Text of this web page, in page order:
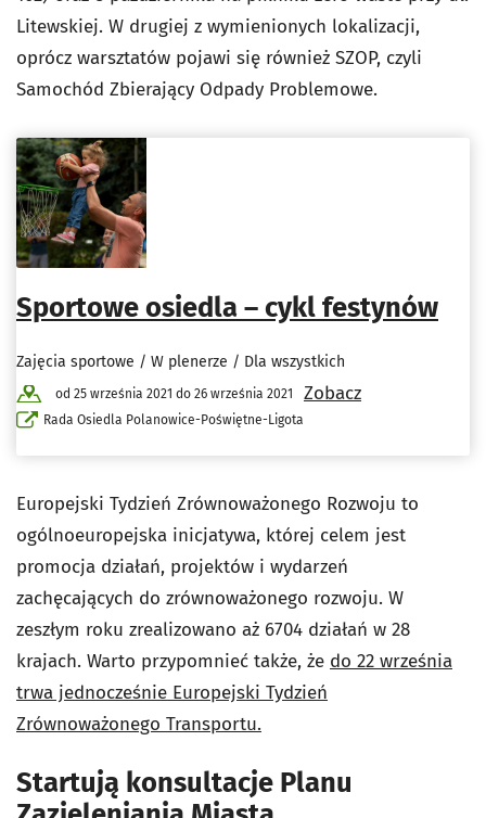
Litewskiej. W drugiej z wymienionych lokalizacji,
oprócz warsztatów pojawi się również SZOP, czyli
Samochód Zbierający Odpady Problemowe.
Sportowe osiedla – cykl festynów
Zajęcia sportowe / W plenerze / Dla wszystkich
od 25 września 2021 do 26 września 2021
Rada Osiedla Polanowice-Poświętne-Ligota
Zobacz
Europejski Tydzień Zrównoważonego Rozwoju to
ogólnoeuropejska inicjatywa, której celem jest
promocja działań, projektów i wydarzeń
zachęcających do zrównoważonego rozwoju. W
zeszłym roku zrealizowano aż 6704 działań w 28
krajach. Warto przypomnieć także, że do 22 września
trwa jednocześnie Europejski Tydzień
Zrównoważonego Transportu.
Startują konsultacje Planu